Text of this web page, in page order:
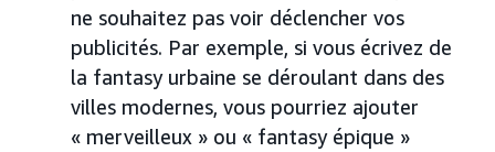
ne souhaitez pas voir déclencher vos
publicités. Par exemple, si vous écrivez de
la fantasy urbaine se déroulant dans des
villes modernes, vous pourriez ajouter
« merveilleux » ou « fantasy épique »